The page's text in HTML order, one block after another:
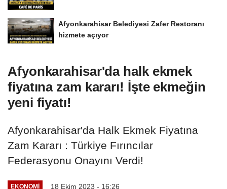
Afyonkarahisar Belediyesi Zafer Restoranı
hizmete açıyor
Afyonkarahisar'da halk ekmek
fiyatına zam kararı! İşte ekmeğin
yeni fiyatı!
Afyonkarahisar'da Halk Ekmek Fiyatına
Zam Kararı : Türkiye Fırıncılar
Federasyonu Onayını Verdi!
EKONOMI 18 Ekim 2023 - 16:26